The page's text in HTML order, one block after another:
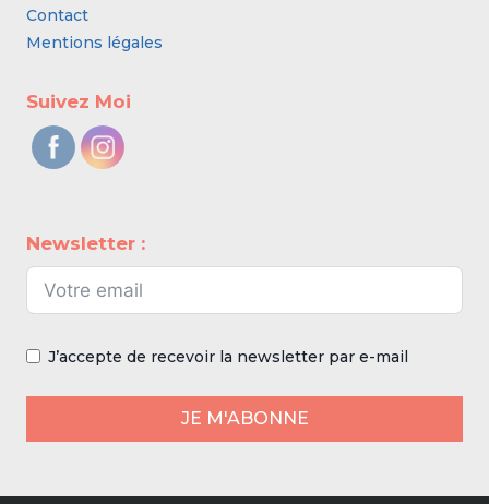
Contact
Mentions légales
Suivez Moi
Newsletter :
J’accepte de recevoir la newsletter par e-mail
JE M'ABONNE